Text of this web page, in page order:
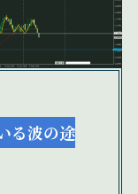
る波の途